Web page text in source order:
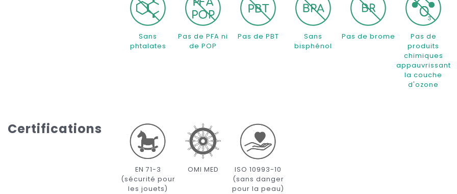
Sans
phtalates
Pas de PFA ni
de POP
Pas de PBT
Sans
bisphénol
Pas de brome
Pas de
produits
chimiques
appauvrissant
la couche
d'ozone
Certifications
EN 71-3
(sécurité pour
les jouets)
OMI MED
ISO 10993-10
(sans danger
pour la peau)